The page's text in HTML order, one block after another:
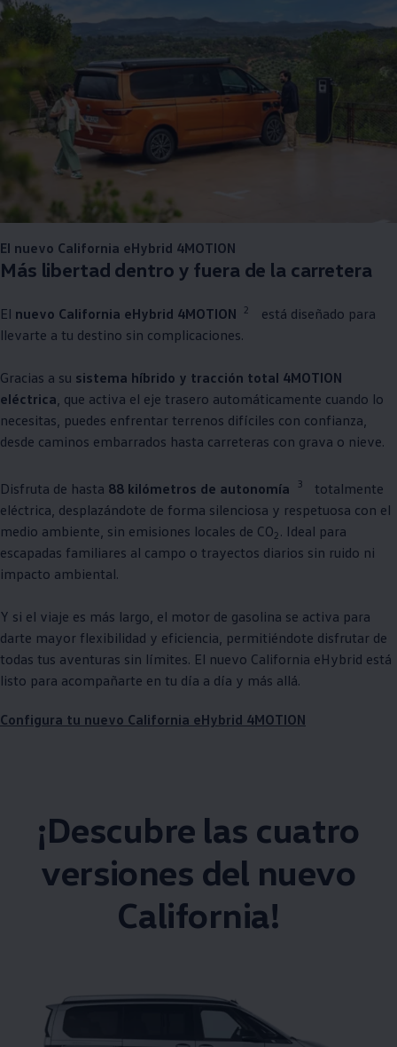
El nuevo California eHybrid 4MOTION
Más libertad dentro y fuera de la carretera
El nuevo California eHybrid 4MOTION 2
está diseñado para
llevarte a tu destino sin complicaciones.
Gracias a su sistema híbrido y tracción total 4MOTION
eléctrica, que activa el eje trasero automáticamente cuando lo
necesitas, puedes enfrentar terrenos difíciles con confianza,
desde caminos embarrados hasta carreteras con grava o nieve.
Disfruta de hasta 88 kilómetros de autonomía 3
totalmente
eléctrica, desplazándote de forma silenciosa y respetuosa con el
medio ambiente, sin emisiones locales de CO2 . Ideal para
escapadas familiares al campo o trayectos diarios sin ruido ni
impacto ambiental.
Y si el viaje es más largo, el motor de gasolina se activa para
darte mayor flexibilidad y eficiencia, permitiéndote disfrutar de
todas tus aventuras sin límites. El nuevo California eHybrid está
listo para acompañarte en tu día a día y más allá.
Configura tu nuevo California eHybrid 4MOTION
¡Descubre las cuatro
versiones del nuevo
California!